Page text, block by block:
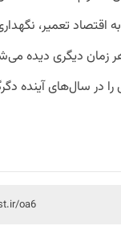
اقتصاد تعمیر،
دیگری دیده
در سال‌های آینده
oa6